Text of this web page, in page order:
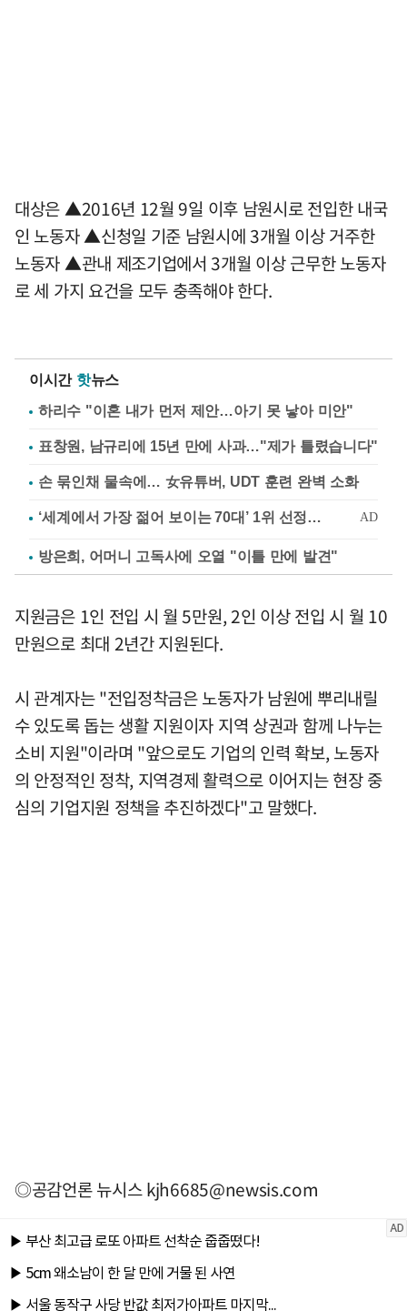
대상은 ▲2016년 12월 9일 이후 남원시로 전입한 내국
인 노동자 ▲신청일 기준 남원시에 3개월 이상 거주한
노동자 ▲관내 제조기업에서 3개월 이상 근무한 노동자
로 세 가지 요건을 모두 충족해야 한다.
이시간 핫뉴스
하리수 "이혼 내가 먼저 제안…아기 못 낳아 미안"
표창원, 남규리에 15년 만에 사과…"제가 틀렸습니다"
손 묶인채 물속에… 女유튜버, UDT 훈련 완벽 소화
방은희, 어머니 고독사에 오열 "이틀 만에 발견"
지원금은 1인 전입 시 월 5만원, 2인 이상 전입 시 월 10
만원으로 최대 2년간 지원된다.
시 관계자는 "전입정착금은 노동자가 남원에 뿌리내릴
수 있도록 돕는 생활 지원이자 지역 상권과 함께 나누는
소비 지원"이라며 "앞으로도 기업의 인력 확보, 노동자
의 안정적인 정착, 지역경제 활력으로 이어지는 현장 중
심의 기업지원 정책을 추진하겠다"고 말했다.
◎공감언론 뉴시스kjh6685@newsis.com